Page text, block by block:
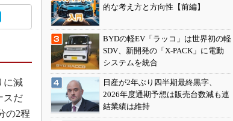
に減
スだ
の2程
的な考え方と方向性【前編】
BYDの軽EV「ラッコ」は世界初の軽
SDV、新開発の「X-PACK」に電動
システムを統合
日産が2年ぶり四半期最終黒字、
2026年度通期予想は販売台数減も連
結業績は維持